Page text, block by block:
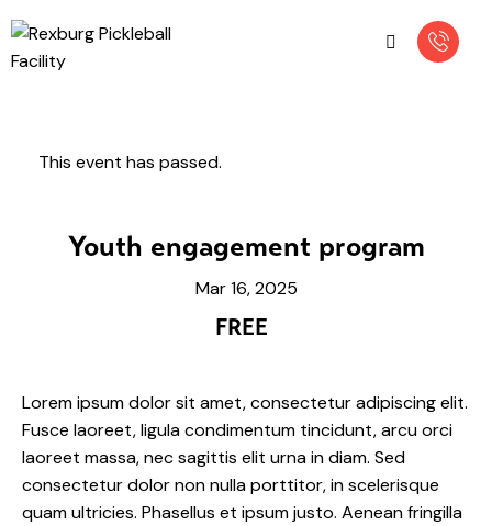
This event has passed.
Youth engagement program
Mar 16, 2025
FREE
Lorem ipsum dolor sit amet, consectetur adipiscing elit.
Fusce laoreet, ligula condimentum tincidunt, arcu orci
laoreet massa, nec sagittis elit urna in diam. Sed
consectetur dolor non nulla porttitor, in scelerisque
quam ultricies. Phasellus et ipsum justo. Aenean fringilla